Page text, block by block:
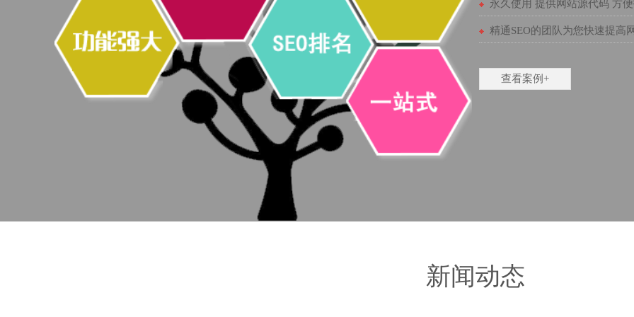
永久使用 提供网站源代码 方
精通SEO的团队为您快速提高
查看案例+
新闻动态